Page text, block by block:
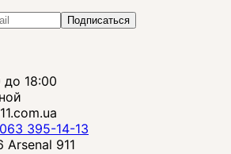
Подписаться
18:00
063 395-14-13
911